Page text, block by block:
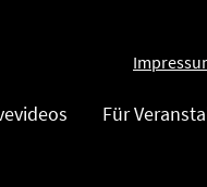
Für